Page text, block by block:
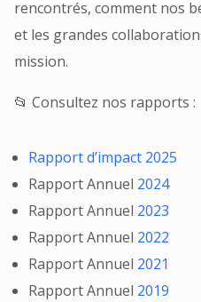
rencontrés, comment nos
et les grandes
mission.
📂 Consultez nos rapports :
Rapport d’impact 2025
Rapport Annuel 2024
Rapport Annuel 2023
Rapport Annuel 2022
Rapport Annuel 2021
Rapport Annuel 2019